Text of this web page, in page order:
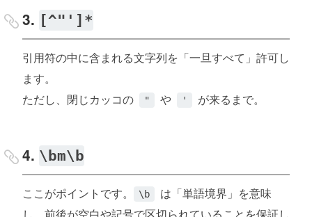
3. [^"']*
引用符の中に含まれる文字列を「一旦すべて」許可し
ます。
ただし、閉じカッコの
" や ' が来るまで。
4. \bm\b
ここがポイントです。 \b
は「単語境界」を意味